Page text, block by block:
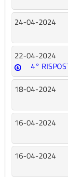
24-04-2024
22-04-2024
4°
18-04-2024
16-04-2024
16-04-2024